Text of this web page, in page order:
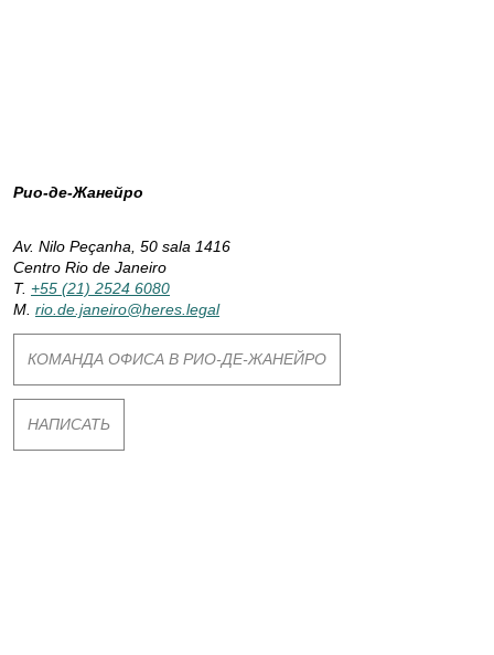
а
Рио-де-Жанейро
Av. Nilo Peçanha, 50 sala 1416
Centro Rio de Janeiro
T. +55 (21) 2524 6080
M. rio.de.janeiro@heres.legal
КОМАНДА ОФИСА В РИО-ДЕ-ЖАНЕЙРО
НАПИСАТЬ